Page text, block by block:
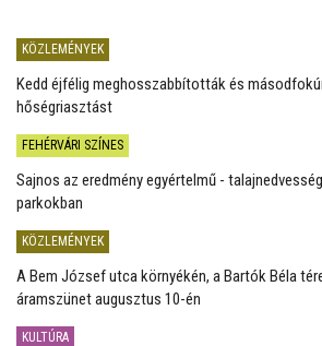
KÖZLEMÉNYEK
Kedd éjfélig meghosszabbították és
hőségriasztást
FEHÉRVÁRI SZÍNES
Sajnos az eredmény egyértelmű -
parkokban
KÖZLEMÉNYEK
A Bem József utca környékén, a Bartók Béla
áramszünet augusztus 10-én
KULTÚRA